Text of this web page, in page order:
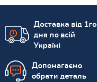
Доставка від 1го
дня по всій
Україні
Допомагаємо
обрати деталь